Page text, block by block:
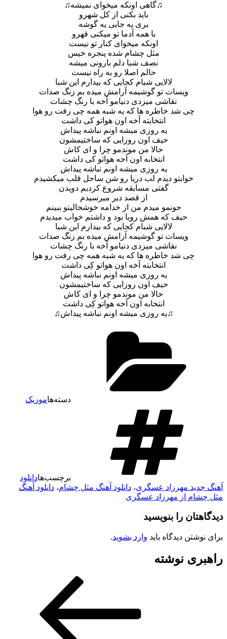
♫گاهی اونکه میخوای نمیشه♫
باید بکنی از کل شهرو
بری یه جایی یه گوشه
با همه آدما تو میکنی قهرو
اونکه میخوای کنار تو نیست
مثل چشام شده پنجره خیس
نصف شبا دلم بارونی میشه
حالم اصلا رو به راه نیست
لالایی شبام کجایی که بیدارم این شبا
ویسات تو گوشیمه آرامش میده بم زنگ صدات
نقاشی میزدی دنیامو آخه با رنگ چشات
چی شد خاطره ها که یه شبه همه چی رفت رو هوا
انتخابته آخه اون هواتو کی داشت
یه روزی میشه اونم نباشه پیداش
حیف اون روزایی که ساختیمشون
حالا من موندمو چرا و ای کاش
انتخابه اون آخه هواتو کی داشت
یه روزی میشه اونم نباشه پیداش
خوابتو دیدم لب دریا رو شن ساحل قلب میکشیدم
گفتی مسابقه شروع کردیم دویدن
از قصد دیر میرسیدم
جونمو میدم من از خدامه خوشحالیتو ببینم
حیف که همش رویا بود و داشتم خواب میدیدم
لالایی شبام کجایی که بیدارم این شبا
ویسات تو گوشیمه آرامش میده بم زنگ صدات
نقاشی میزدی دنیامو آخه با رنگ چشات
چی شد خاطره ها که یه شبه همه چی رفت رو هوا
انتخابته آخه اون هواتو کِی داشت
یه روزی میشه اونم نباشه پیداش
حیف اون روزایی که ساختیمشون
حالا من موندمو چرا و ای کاش
انتخابه اون آخه هواتو کِی داشت
♫یه روزی میشه اونم نباشه پیداش♫
موزیک
برچسب‌ها دانلود
مهرزاد عسگری،دانلود آهنگ مثل چشام، دانلود آهنگ
از مهرزاد عسگری
را بنویسید
دیدگاه بایدوارد بشوید .
نوشته